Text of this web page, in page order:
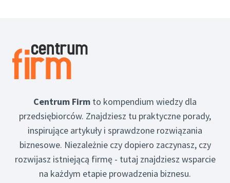
Centrum Firm to kompendium wiedzy dla
przedsiębiorców. Znajdziesz tu praktyczne porady,
inspirujące artykuły i sprawdzone rozwiązania
biznesowe. Niezależnie czy dopiero zaczynasz, czy
rozwijasz istniejącą firmę - tutaj znajdziesz wsparcie
na każdym etapie prowadzenia biznesu.